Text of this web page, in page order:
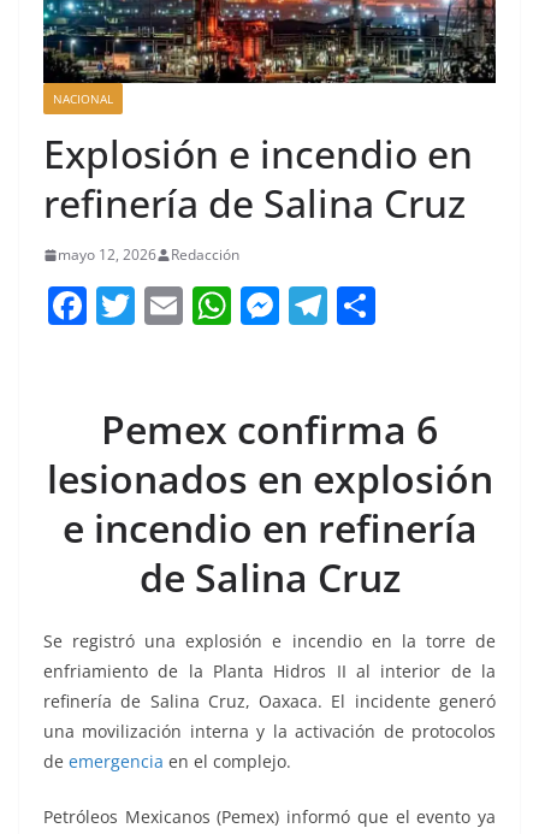
NACIONAL
Explosión e incendio en
refinería de Salina Cruz
mayo 12, 2026 Redacción
F
e
b
o
o
T
er
E
l
W
s
A
p
p
M
e
n
g
er
T
gr
a
m
p
ar
tir
Pemex confirma 6
lesionados en explosión
e incendio en refinería
de Salina Cruz
Se registró una explosión e incendio en la torre de
enfriamiento de la Planta Hidros II al interior de la
refinería de Salina Cruz, Oaxaca. El incidente generó
una movilización interna y la activación de protocolos
de emergencia en el complejo.
Petróleos Mexicanos (Pemex) informó que el evento ya